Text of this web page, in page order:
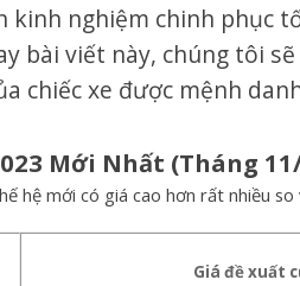
kinh nghiệm chinh phục
bài viết này, chúng tôi
chiếc xe được mệnh
Mới Nhất (Tháng
hệ mới có giá cao hơn rất nhiều so
Giá đề xuất